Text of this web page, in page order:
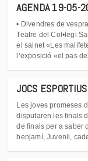
AGENDA 19-05-
• Divendres de
Teatre del Col•legi
el sainet «Les
l’exposició «el pas
JOCS
Les joves promeses
disputaren les finals
de finals per a saber
benjamí, Juvenil,